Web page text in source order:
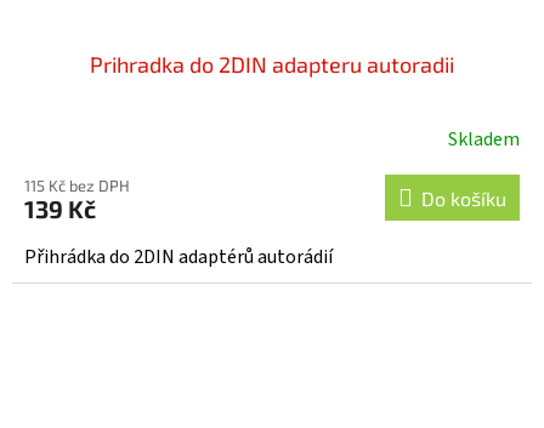
Prihradka do 2DIN adapteru autoradii
Skladem
115 Kč bez DPH
139 Kč Do košíku
Přihrádka do 2DIN adaptérů autorádií